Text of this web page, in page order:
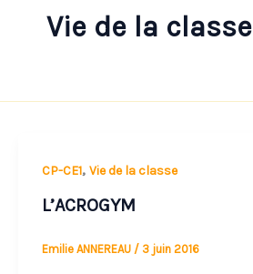
Vie de la classe
CP-CE1, Vie de la classe
L’ACROGYM
Emilie ANNEREAU / 3 juin 2016
L’ACROGYM